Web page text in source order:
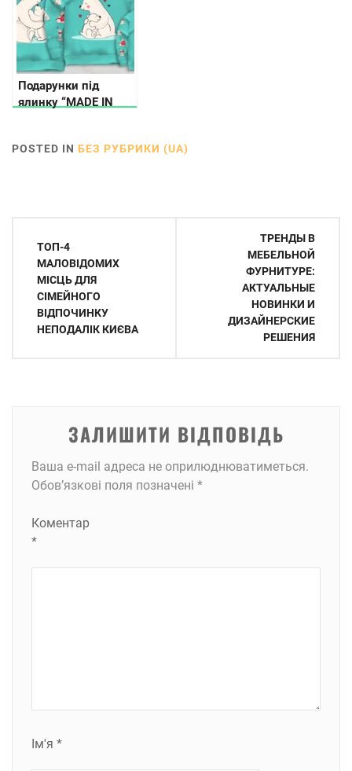
Подарунки під
ялинку “MADE IN
POSTED IN БЕЗ РУБРИКИ (UA)
записів
ТОП-4
МАЛОВІДОМИХ
МІСЦЬ ДЛЯ
СІМЕЙНОГО
ВІДПОЧИНКУ
НЕПОДАЛІК КИЄВА
ТРЕНДЫ В
МЕБЕЛЬНОЙ
ФУРНИТУРЕ:
АКТУАЛЬНЫЕ
НОВИНКИ И
ДИЗАЙНЕРСКИЕ
РЕШЕНИЯ
ЗАЛИШИТИ ВІДПОВІДЬ
Ваша e-mail адреса не оприлюднюватиметься.
Обов’язкові поля позначені *
Коментар
*
Ім'я *